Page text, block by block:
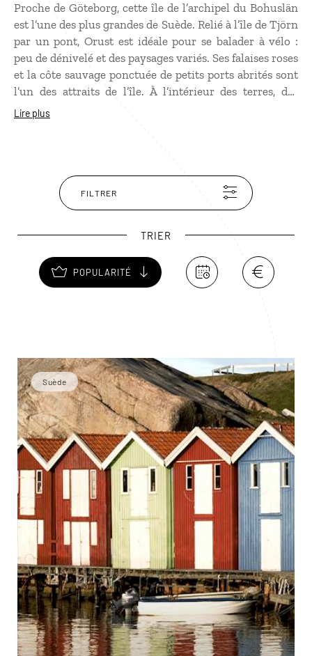
Proche de Göteborg, cette île de l’archipel du Bohuslän
est l’une des plus grandes de Suède. Relié à l’île de Tjörn
par un pont, Orust est idéale pour se balader à vélo :
peu de dénivelé et des paysages variés. Ses falaises roses
et la côte sauvage ponctuée de petits ports abrités sont
l’un des attraits de l’île. À l’intérieur des terres, des
prairies verdoyantes et des villages pittoresques,
Lire plus
FILTRER
TRIER
POPULARITÉ
Suède